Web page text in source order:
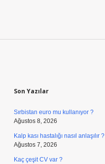
Son Yazılar
Sırbistan euro mu kullanıyor ?
Ağustos 8, 2026
Kalp kası hastalığı nasıl anlaşılır ?
Ağustos 7, 2026
Kaç çeşit CV var ?